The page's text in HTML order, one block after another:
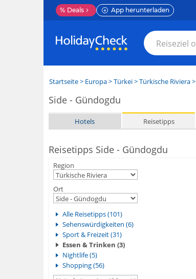
% Deals App herunterladen
Startseite> Europa>Türkei>Türkische Riviera>
Side - Gündogdu
Hotels Reisetipps
Reisetipps Side - Gündogdu
Region
Ort
Alle Reisetipps (101)
Sehenswürdigkeiten (6)
Sport & Freizeit (31)
Essen & Trinken (3)
Nightlife (5)
Shopping (56)